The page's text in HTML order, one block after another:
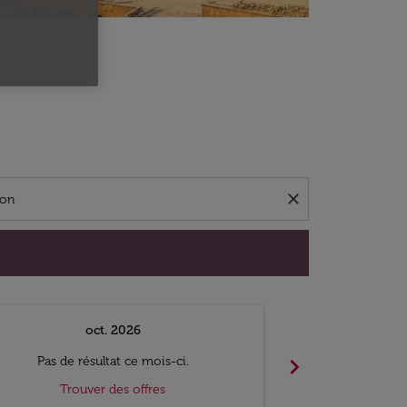
close
oct. 2026
Pas de résultat ce mois-ci.
Trouver des offres
chevron_right